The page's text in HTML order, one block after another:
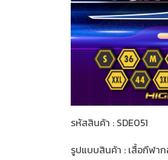
รหัสสินค้า : SDE051
รูปแบบสินค้า : เสื้อกีฬ